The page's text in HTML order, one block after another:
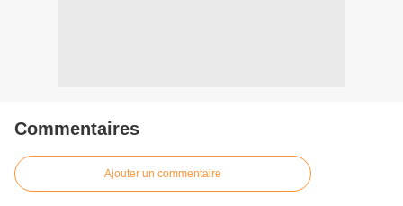
Commentaires
Ajouter un commentaire